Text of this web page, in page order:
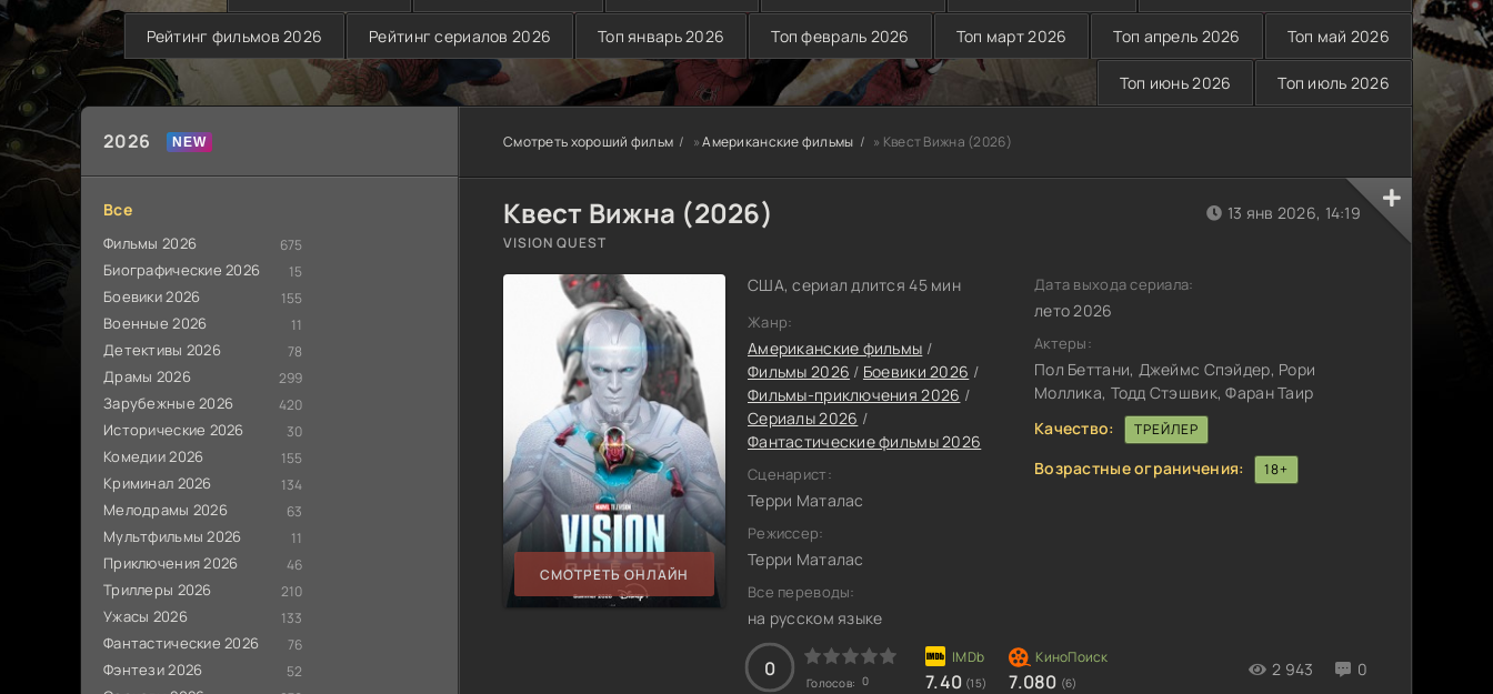
Рейтинг фильмов 2026 Рейтинг сериалов 2026 Топ январь 2026 Топ февраль 2026 Топ март 2026 Топ апрель 2026 Топ май 2026
Топ июнь 2026 Топ июль 2026
2026
Все
Фильмы 2026 675
Биографические 2026 15
Боевики 2026 155
Военные 2026 11
Детективы 2026 78
Драмы 2026 299
Зарубежные 2026 420
Исторические 2026 30
Комедии 2026 155
Криминал 2026 134
Мелодрамы 2026 63
Мультфильмы 2026 11
Приключения 2026 46
Триллеры 2026 210
Ужасы 2026 133
Фантастические 2026 76
Фэнтези 2026 52
Смотреть хороший фильм »Американские фильмы » Квест Вижна (2026)
Квест Вижна (2026)
VISION QUEST
СМОТРЕТЬ ОНЛАЙН
США, сериал длится 45 мин
Жанр:
Американские фильмы /
Фильмы 2026 / Боевики 2026 /
Фильмы-приключения 2026 /
Сериалы 2026 /
Фантастические фильмы 2026
Сценарист:
Терри Маталас
Режиссер:
Терри Маталас
Все переводы:
на русском языке
0
Голосов: 0 7.40 (15) 7.080 (6)
2 943 0
13 янв 2026, 14:19
Дата выхода сериала:
лето 2026
Актеры:
Пол Беттани, Джеймс Спэйдер, Рори
Моллика, Тодд Стэшвик, Фаран Таир
Качество:
ТРЕЙЛЕР
Возрастные ограничения: 18+